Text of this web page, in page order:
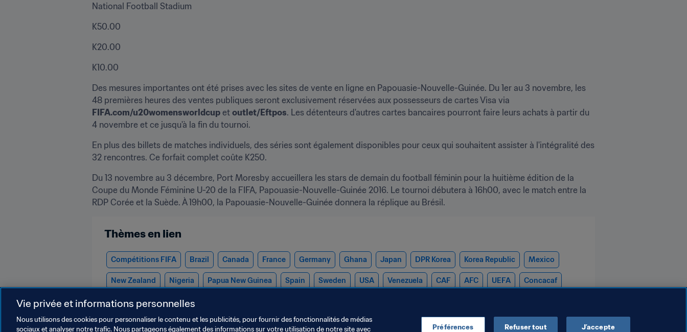
National Football Stadium
K50.00
K20.00
K10.00
Des mesures importantes ont été prises avec les sites de vente en ligne en Papouasie-Nouvelle-Guinée. Du 1er au 3 novembre, les
FIFA.com/u20womensworldcup et outlet/Eftpos. Les détenteurs d'autres cartes bancaires pourront faire leurs achats à partir du
4 novembre et ce jusqu'à la fin du tournoi.
En plus des billets de matches individuels, des séries sont également disponibles pour ceux qui souhaitent assister à l'intégralité des
32 rencontres. Ce forfait complet coûte K250.
Du 13 novembre au 3 décembre, Port Moresby accueillera les stars de demain du football féminin pour la huitième édition de la
Coupe du Monde Féminine U-20 de la FIFA, Papouasie-Nouvelle-Guinée 2016. Le tournoi débutera à 16h00, avec le match entre la
RDP Corée et la Suède. À 19h00, la Papouasie-Nouvelle-Guinée donnera la réplique au Brésil.
Thèmes en lien
Compétitions FIFA Brazil Canada France Germany Ghana Japan DPR Korea Korea Republic Mexico
New Zealand Nigeria Papua New Guinea Spain Sweden USA Venezuela CAF AFC UEFA Concacaf
OFC CONMEBOL
Vie privée et informations personnelles
Nous utilisons des cookies pour personnaliser le contenu et les publicités, pour fournir des fonctionnalités de médias
sociaux et analyser notre trafic. Nous partageons également des informations sur votre utilisation de notre site avec
Préférences Refuser tout J’accepte